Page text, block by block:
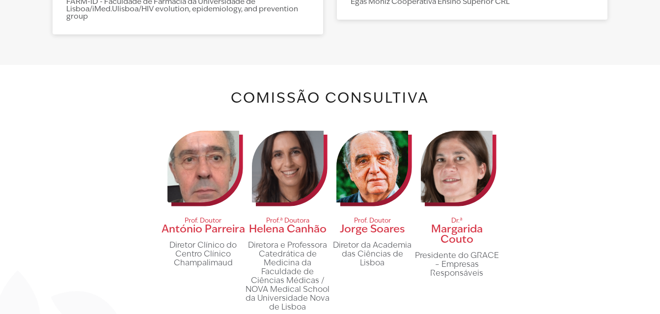
FARM-ID - Faculdade de Farmácia da Universidade de
Lisboa/iMed.Ulisboa/HIV evolution, epidemiology, and prevention
group
Egas Moniz Cooperativa Ensino Superior CRL
COMISSÃO CONSULTIVA
Prof. Doutor
António Parreira
Diretor Clínico do
Centro Clínico
Champalimaud
Prof.ª Doutora
Helena Canhão
Diretora e Professora
Catedrática de
Medicina da
Faculdade de
Ciências Médicas /
NOVA Medical School
da Universidade Nova
de Lisboa
Prof. Doutor
Jorge Soares
Diretor da Academia
das Ciências de
Lisboa
Dr.ª
Margarida
Couto
Presidente do GRACE
– Empresas
Responsáveis